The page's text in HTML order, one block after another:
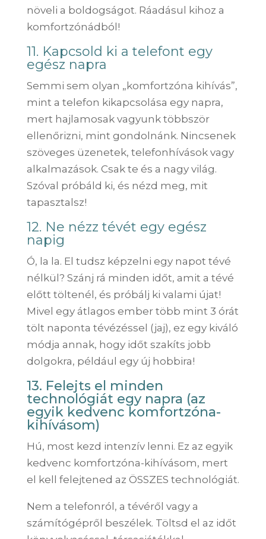
növeli a boldogságot. Ráadásul kihoz a
komfortzónádból!
11. Kapcsold ki a telefont egy
egész napra
Semmi sem olyan „komfortzóna kihívás”,
mint a telefon kikapcsolása egy napra,
mert hajlamosak vagyunk többször
ellenőrizni, mint gondolnánk. Nincsenek
szöveges üzenetek, telefonhívások vagy
alkalmazások. Csak te és a nagy világ.
Szóval próbáld ki, és nézd meg, mit
tapasztalsz!
12. Ne nézz tévét egy egész
napig
Ó, la la. El tudsz képzelni egy napot tévé
nélkül? Szánj rá minden időt, amit a tévé
előtt töltenél, és próbálj ki valami újat!
Mivel egy átlagos ember több mint 3 órát
tölt naponta tévézéssel (jaj), ez egy kiváló
módja annak, hogy időt szakíts jobb
dolgokra, például egy új hobbira!
13. Felejts el minden
technológiát egy napra (az
egyik kedvenc komfortzóna-
kihívásom)
Hú, most kezd intenzív lenni. Ez az egyik
kedvenc komfortzóna-kihívásom, mert
el kell felejtened az ÖSSZES technológiát.
Nem a telefonról, a tévéről vagy a
számítógépről beszélek. Töltsd el az időt